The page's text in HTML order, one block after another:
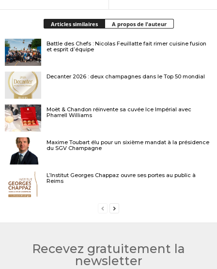
Articles similaires A propos de l'auteur
Battle des Chefs : Nicolas Feuillatte fait rimer cuisine fusion
et esprit d’équipe
Decanter 2026 : deux champagnes dans le Top 50 mondial
Moët & Chandon réinvente sa cuvée Ice Impérial avec
Pharrell Williams
Maxime Toubart élu pour un sixième mandat à la présidence
du SGV Champagne
L’Institut Georges Chappaz ouvre ses portes au public à
Reims
Recevez gratuitement la
newsletter